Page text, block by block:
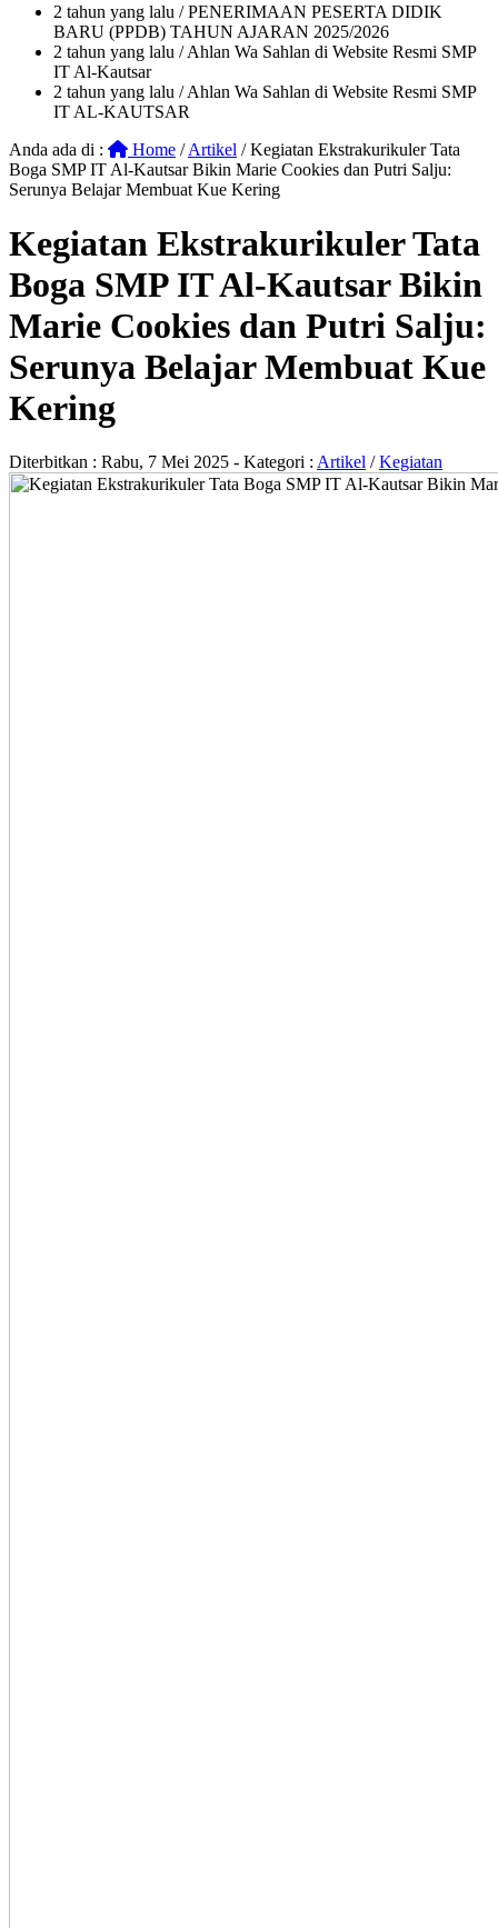
2 tahun yang lalu / PENERIMAAN PESERTA DIDIK
BARU (PPDB) TAHUN AJARAN 2025/2026
2 tahun yang lalu / Ahlan Wa Sahlan di Website Resmi SMP
IT Al-Kautsar
2 tahun yang lalu / Ahlan Wa Sahlan di Website Resmi SMP
IT AL-KAUTSAR
Anda ada di :
Home /Artikel /Kegiatan Ekstrakurikuler Tata
Boga SMP IT Al-Kautsar Bikin Marie Cookies dan Putri Salju:
Serunya Belajar Membuat Kue Kering
Kegiatan Ekstrakurikuler Tata
Boga SMP IT Al-Kautsar Bikin
Marie Cookies dan Putri Salju:
Serunya Belajar Membuat Kue
Kering
Diterbitkan : Rabu, 7 Mei 2025 - Kategori : Artikel /Kegiatan